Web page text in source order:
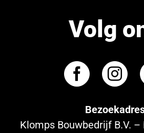
Volg
Klomps Bouwbedrijf B.V.